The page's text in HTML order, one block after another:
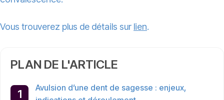
Vous trouverez plus de détails sur lien.
PLAN DE L'ARTICLE
Avulsion d’une dent de sagesse : enjeux,